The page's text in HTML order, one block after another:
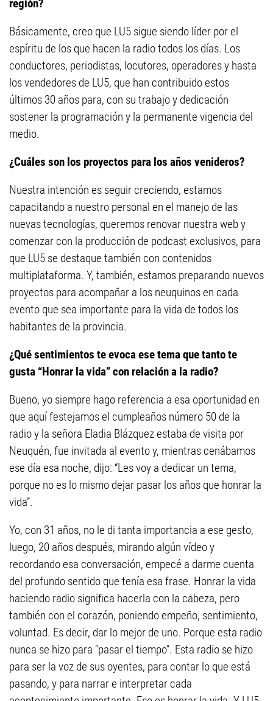
región?
Básicamente, creo que LU5 sigue siendo líder por el
espíritu de los que hacen la radio todos los días. Los
conductores, periodistas, locutores, operadores y hasta
los vendedores de LU5, que han contribuido estos
últimos 30 años para, con su trabajo y dedicación
sostener la programación y la permanente vigencia del
medio.
¿Cuáles son los proyectos para los años venideros?
Nuestra intención es seguir creciendo, estamos
capacitando a nuestro personal en el manejo de las
nuevas tecnologías, queremos renovar nuestra web y
comenzar con la producción de podcast exclusivos, para
que LU5 se destaque también con contenidos
multiplataforma. Y, también, estamos preparando nuevos
proyectos para acompañar a los neuquinos en cada
evento que sea importante para la vida de todos los
habitantes de la provincia.
¿Qué sentimientos te evoca ese tema que tanto te
gusta “Honrar la vida” con relación a la radio?
Bueno, yo siempre hago referencia a esa oportunidad en
que aquí festejamos el cumpleaños número 50 de la
radio y la señora Eladia Blázquez estaba de visita por
Neuquén, fue invitada al evento y, mientras cenábamos
ese día esa noche, dijo: “Les voy a dedicar un tema,
porque no es lo mismo dejar pasar los años que honrar la
vida”.
Yo, con 31 años, no le di tanta importancia a ese gesto,
luego, 20 años después, mirando algún vídeo y
recordando esa conversación, empecé a darme cuenta
del profundo sentido que tenía esa frase. Honrar la vida
haciendo radio significa hacerla con la cabeza, pero
también con el corazón, poniendo empeño, sentimiento,
voluntad. Es decir, dar lo mejor de uno. Porque esta radio
nunca se hizo para “pasar el tiempo”. Esta radio se hizo
para ser la voz de sus oyentes, para contar lo que está
pasando, y para narrar e interpretar cada